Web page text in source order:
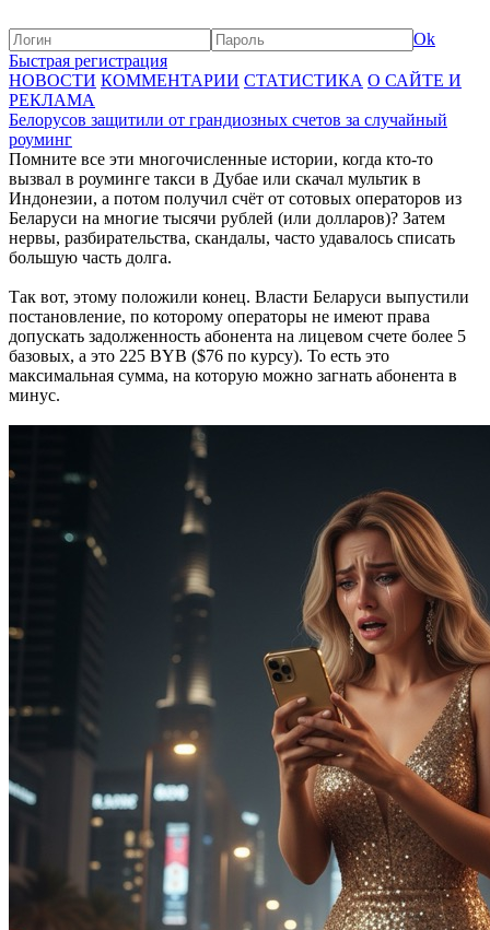
Ok
Быстрая регистрация
НОВОСТИ КОММЕНТАРИИ СТАТИСТИКА О САЙТЕ И
РЕКЛАМА
Белорусов защитили от грандиозных счетов за случайный
роуминг
Помните все эти многочисленные истории, когда кто-то
вызвал в роуминге такси в Дубае или скачал мультик в
Индонезии, а потом получил счёт от сотовых операторов из
Беларуси на многие тысячи рублей (или долларов)? Затем
нервы, разбирательства, скандалы, часто удавалось списать
большую часть долга.
Так вот, этому положили конец. Власти Беларуси выпустили
постановление, по которому операторы не имеют права
допускать задолженность абонента на лицевом счете более 5
базовых, а это 225 BYB ($76 по курсу). То есть это
максимальная сумма, на которую можно загнать абонента в
минус.